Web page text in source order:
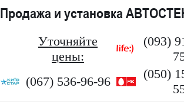
Продажа и установка
Уточняйте
цены:
(093)
(067) 536-96-96
(050)